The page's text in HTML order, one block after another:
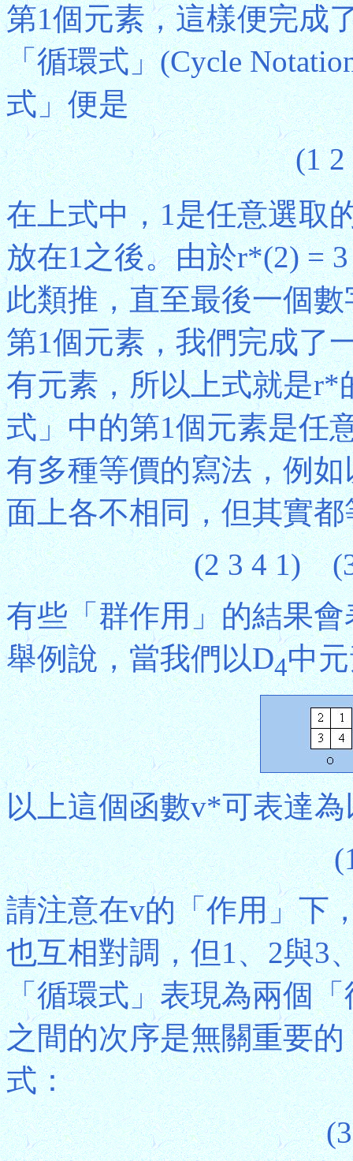
第1個元素，這樣便完成
「循環式」(Cycle
式」便是
(1 2
在上式中，1是任意選取
放在1之後。由於r*(2) =
此類推，直至最後一個
第1個元素，我們完成了
有元素，所以上式就是r*
式」中的第1個元素是任
有多種等價的寫法，例
面上各不相同，但其實都
(2 3 4 1)
有些「群作用」的結果
舉例說，當我們以D4中
以上這個函數v*可表達
請注意在v的「作用」下
也互相對調，但1、2與3
「循環式」表現為兩個
之間的次序是無關重要
式：